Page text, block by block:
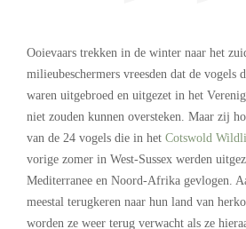
Ooievaars trekken in de winter naar het
milieubeschermers vreesden dat de vogels
waren uitgebroed en uitgezet in het
niet zouden kunnen oversteken. Maar zij
van de 24 vogels die in het Cotswold
vorige zomer in West-Sussex werden
Mediterranee en Noord-Afrika gevlogen.
meestal terugkeren naar hun land van
worden ze weer terug verwacht als ze